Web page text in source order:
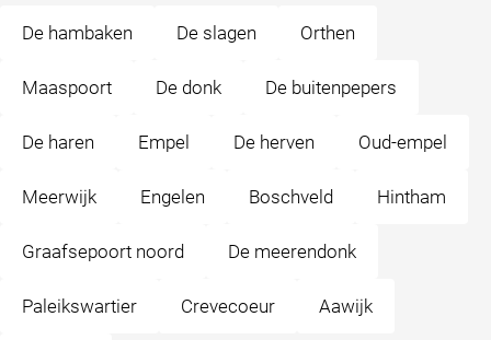
De hambaken De slagen Orthen
Maaspoort De donk De buitenpepers
De haren Empel De herven Oud-empel
Meerwijk Engelen Boschveld Hintham
Graafsepoort noord De meerendonk
Paleikswartier Crevecoeur Aawijk